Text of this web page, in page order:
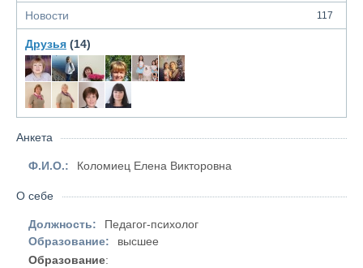
Новости 117
Друзья (14)
Анкета
Ф.И.О.: Коломиец Елена Викторовна
О себе
Должность:
Педагог-психолог
Образование:
высшее
Образование: